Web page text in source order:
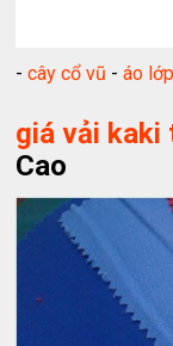
-cây cổ vũ -áo
giá vải kaki
Cao